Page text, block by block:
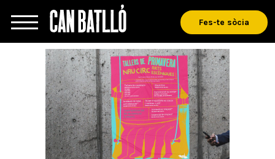
Fes-te sòcia